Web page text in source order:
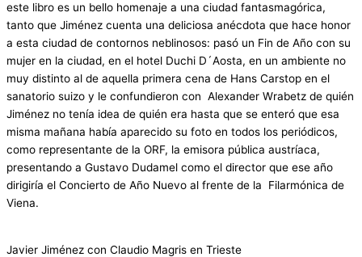
este libro es un bello homenaje a una ciudad fantasmagórica,
tanto que Jiménez cuenta una deliciosa anécdota que hace honor
a esta ciudad de contornos neblinosos: pasó un Fin de Año con su
mujer en la ciudad, en el hotel Duchi D´Aosta, en un ambiente no
muy distinto al de aquella primera cena de Hans Carstop en el
sanatorio suizo y le confundieron con Alexander Wrabetz de quién
Jiménez no tenía idea de quién era hasta que se enteró que esa
misma mañana había aparecido su foto en todos los periódicos,
como representante de la ORF, la emisora pública austríaca,
presentando a Gustavo Dudamel como el director que ese año
dirigiría el Concierto de Año Nuevo al frente de la Filarmónica de
Viena.
Javier Jiménez con Claudio Magris en Trieste